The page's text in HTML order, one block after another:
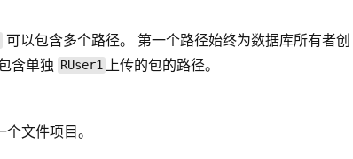
可以包含多个路径。 第一个路径始终为数据库所有者创
含单独 RUser1 上传的包的路径。
文件项目。